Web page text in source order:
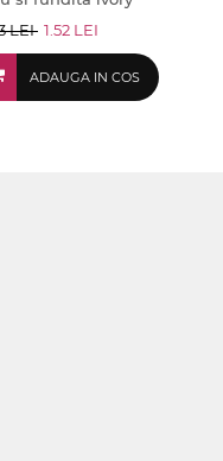
LEI 1.52 LEI
ADAUGA IN COS